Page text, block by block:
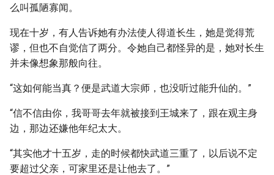
么叫孤陋寡闻。
现在十岁，有人告诉她有办法使人得道长生，她是觉得荒
谬，但也不自觉信了两分。令她自己都怪异的是，她对长生
并未像想象那般向往。
“这如何能当真？便是武道大宗师，也没听过能升仙的。”
“信不信由你，我哥哥去年就被接到王城来了，跟在观主身
边，那边还嫌他年纪太大。
“其实他才十五岁，走的时候都快武道三重了，以后说不定
要超过父亲，可家里还是让他去了。”